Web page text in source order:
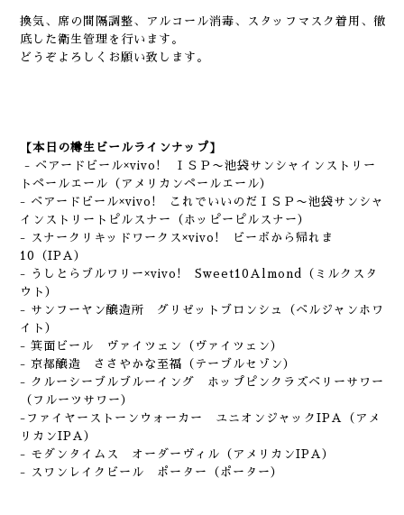
換気、席の間隔調整、アルコール消毒、スタッフマスク着用、徹
底した衛生管理を行います。
どうぞよろしくお願い致します。
【本日の樽生ビールラインナップ】
- ベアードビール×vivo! ＩＳＰ〜池袋サンシャインストリー
トペールエール（アメリカンペールエール）
- ベアードビール×vivo! これでいいのだＩＳＰ〜池袋サンシャ
インストリートピルスナー（ホッピーピルスナー）
- スナークリキッドワークス×vivo! ビーボから帰れま
10（IPA）
- うしとらブルワリー×vivo! Sweet10Almond（ミルクスタ
ウト）
- サンフーヤン醸造所 グリゼットブロンシュ（ベルジャンホワ
イト）
- 箕面ビール ヴァイツェン（ヴァイツェン）
- 京都醸造 ささやかな至福（テーブルセゾン）
- クルーシーブルブルーイング ホップピンクラズベリーサワー
（フルーツサワー）
-ファイヤーストーンウォーカー ユニオンジャックIPA（アメ
リカンIPA）
- モダンタイムス オーダーヴィル（アメリカンIPA）
- スワンレイクビール ポーター（ポーター）